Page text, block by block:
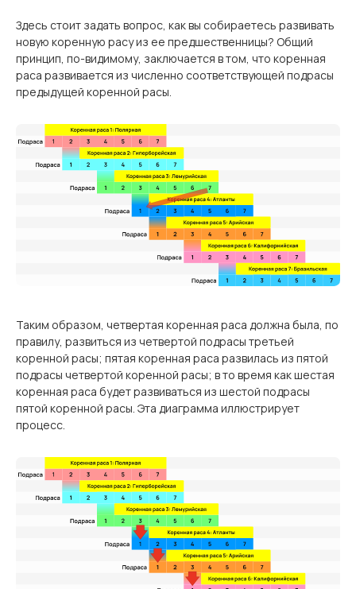
Здесь стоит задать вопрос, как вы собираетесь развивать
новую коренную расу из ее предшественницы? Общий
принцип, по-видимому, заключается в том, что коренная
раса развивается из численно соответствующей подрасы
предыдущей коренной расы.
Таким образом, четвертая коренная раса должна была, по
правилу, развиться из четвертой подрасы третьей
коренной расы; пятая коренная раса развилась из пятой
подрасы четвертой коренной расы; в то время как шестая
коренная раса будет развиваться из шестой подрасы
пятой коренной расы. Эта диаграмма иллюстрирует
процесс.